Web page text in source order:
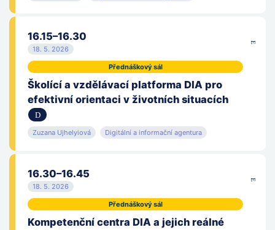
16.15–16.30
18. 5. 2026
Přednáškový sál
Školící a vzdělávací platforma DIA pro
efektivní orientaci v životních situacích
Zuzana Ujhelyiová Digitální a informační agentura
16.30–16.45
18. 5. 2026
Přednáškový sál
Kompetenční centra DIA a jejich reálné